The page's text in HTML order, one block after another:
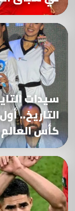
سيدات
التاريخ..
كأس